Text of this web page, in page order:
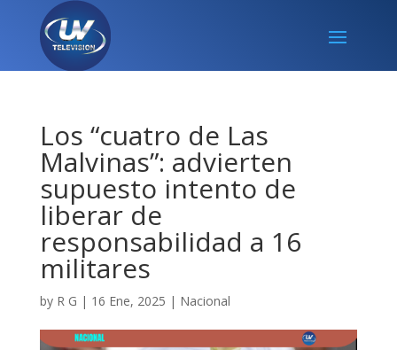
Los “cuatro de Las
Malvinas”: advierten
supuesto intento de
liberar de
responsabilidad a 16
militares
by R G | 16 Ene, 2025 | Nacional